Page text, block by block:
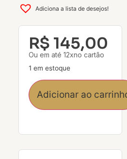
Adiciona a lista de desejos!
R$ 145,00
Ou em até 12xno cartão
1 em estoque
Adicionar ao